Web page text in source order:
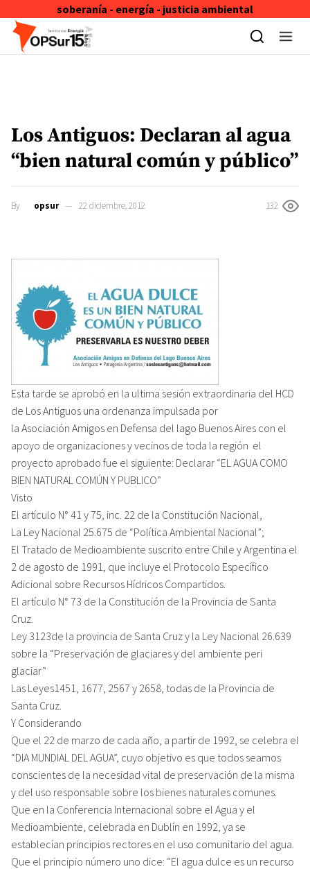
soberanía - energía - justicia ambiental
Skip to content
Los Antiguos: Declaran al agua
“bien natural común y público”
By opsur 22 diciembre, 2012 132
Esta tarde se aprobó en la ultima sesión extraordinaria del HCD
de Los Antiguos una ordenanza impulsada por
la Asociación Amigos en Defensa del lago Buenos Aires con el
apoyo de organizaciones y vecinos de toda la región el
proyecto aprobado fue el siguiente: Declarar “EL AGUA COMO
BIEN NATURAL COMÚN Y PUBLICO”
Visto
El artículo N° 41 y 75, inc. 22 de la Constitución Nacional,
La Ley Nacional 25.675 de “Política Ambiental Nacional”;
El Tratado de Medioambiente suscrito entre Chile y Argentina el
2 de agosto de 1991, que incluye el Protocolo Específico
Adicional sobre Recursos Hídricos Compartidos.
El artículo N° 73 de la Constitución de la Provincia de Santa
Cruz.
Ley 3123de la provincia de Santa Cruz y la Ley Nacional 26.639
sobre la “Preservación de glaciares y del ambiente peri
glaciar”
Las Leyes1451, 1677, 2567 y 2658, todas de la Provincia de
Santa Cruz.
Y Considerando
Que el 22 de marzo de cada año, a partir de 1992, se celebra el
“DIA MUNDIAL DEL AGUA”, cuyo objetivo es que todos seamos
conscientes de la necesidad vital de preservación de la misma
y del uso responsable sobre los bienes naturales comunes.
Que en la Conferencia Internacional sobre el Agua y el
Medioambiente, celebrada en Dublín en 1992, ya se
establecían principios rectores en el uso comunitario del agua.
Que el principio número uno dice: “El agua dulce es un recurso